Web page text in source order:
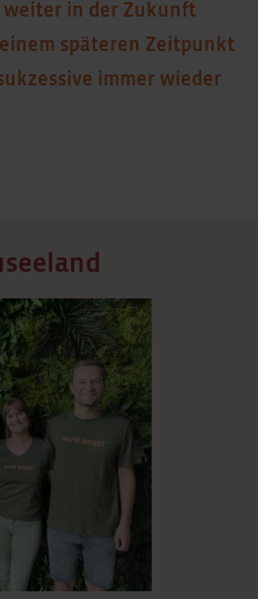
weiter in der Zukunft
späteren Zeitpunkt
immer wieder